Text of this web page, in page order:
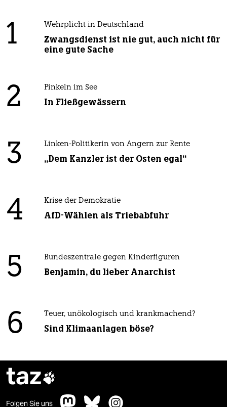
1 Wehrplicht in Deutschland
Zwangsdienst ist nie gut, auch nicht für
eine gute Sache
2 Pinkeln im See
In Fließgewässern
3 Linken-Politikerin von Angern zur Rente
„Dem Kanzler ist der Osten egal“
4 Krise der Demokratie
AfD-Wählen als Triebabfuhr
5 Bundeszentrale gegen Kinderfiguren
Benjamin, du lieber Anarchist
6 Teuer, unökologisch und krankmachend?
Sind Klimaanlagen böse?
taz
Folgen Sie uns